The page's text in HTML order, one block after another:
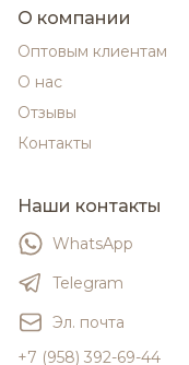
О компании
Оптовым клиентам
О нас
Отзывы
Контакты
Наши контакты
WhatsApp
Telegram
Эл. почта
+7 (958) 392-69-44